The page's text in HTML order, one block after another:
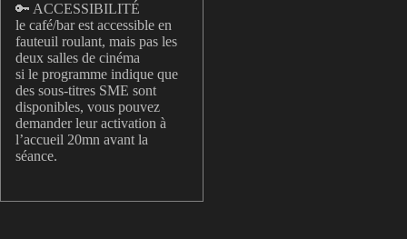
🔑 ACCESSIBILITÉ
le café/bar est accessible en
fauteuil roulant, mais pas les
deux salles de cinéma
si le programme indique que
des sous-titres SME sont
disponibles, vous pouvez
demander leur activation à
l’accueil 20mn avant la
séance.